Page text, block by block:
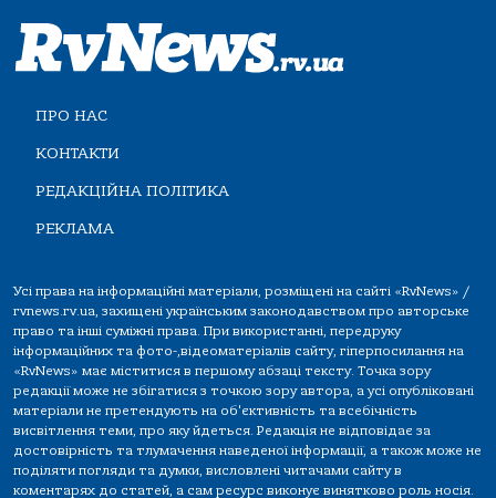
ПРО НАС
КОНТАКТИ
РЕДАКЦІЙНА ПОЛІТИКА
РЕКЛАМА
Усі права на інформаційні матеріали, розміщені на сайті «RvNews» /
rvnews.rv.ua, захищені українським законодавством про авторське
право та інші суміжні права. При використанні, передруку
інформаційних та фото-,відеоматеріалів сайту, гіперпосилання на
«RvNews» має міститися в першому абзаці тексту. Точка зору
редакції може не збігатися з точкою зору автора, а усі опубліковані
матеріали не претендують на об'єктивність та всебічність
висвітлення теми, про яку йдеться. Редакція не відповідає за
достовірність та тлумачення наведеної інформації, а також може не
поділяти погляди та думки, висловлені читачами сайту в
коментарях до статей, а сам ресурс виконує винятково роль носія.